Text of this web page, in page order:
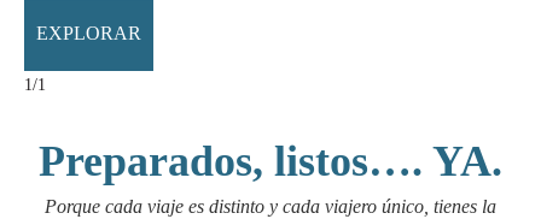
EXPLORAR
1/1
Preparados, listos…. YA.
Porque cada viaje es distinto y cada viajero único, tienes la